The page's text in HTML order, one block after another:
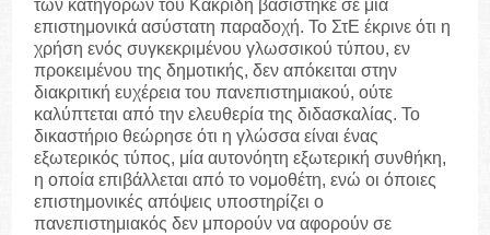
των κατηγόρων του Κακριδή βασίστηκε σε μια
επιστημονικά ασύστατη παραδοχή. Το ΣτΕ έκρινε ότι η
χρήση ενός συγκεκριμένου γλωσσικού τύπου, εν
προκειμένου της δημοτικής, δεν απόκειται στην
διακριτική ευχέρεια του πανεπιστημιακού, ούτε
καλύπτεται από την ελευθερία της διδασκαλίας. Το
δικαστήριο θεώρησε ότι η γλώσσα είναι ένας
εξωτερικός τύπος, μία αυτονόητη εξωτερική συνθήκη,
η οποία επιβάλλεται από το νομοθέτη, ενώ οι όποιες
επιστημονικές απόψεις υποστηρίζει ο
πανεπιστημιακός δεν μπορούν να αφορούν σε